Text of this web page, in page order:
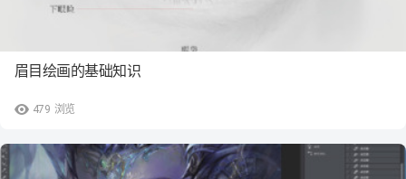
479 浏览
眉目绘画的基础知识